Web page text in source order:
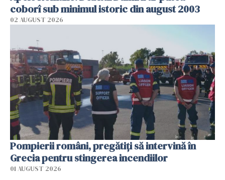
coborî sub minimul istoric din august 2003
02 AUGUST 2026
Pompierii români, pregătiţi să intervină în
Grecia pentru stingerea incendiilor
01 AUGUST 2026